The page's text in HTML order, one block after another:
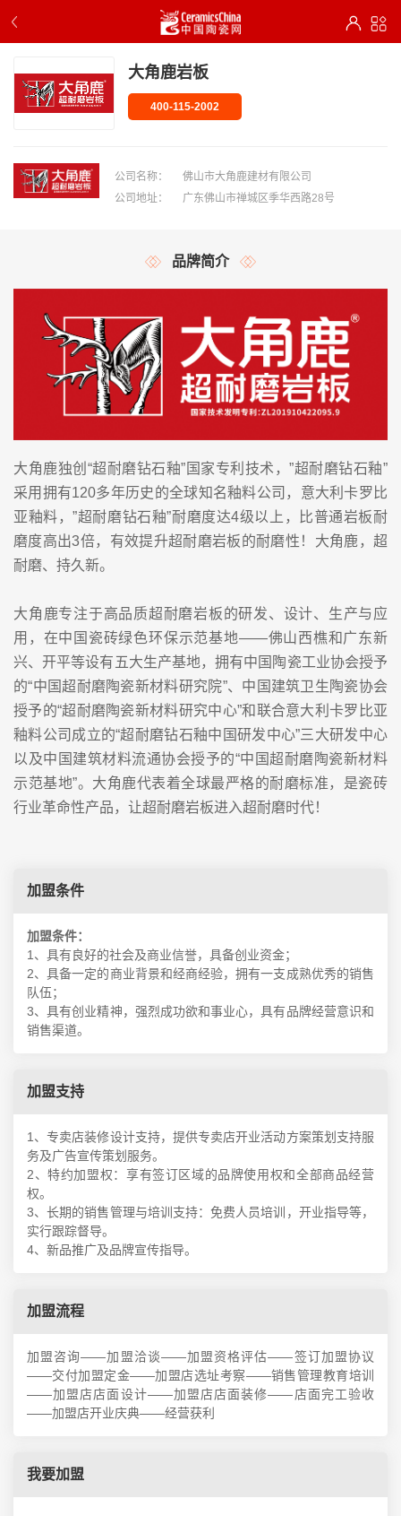
大角鹿岩板
400-115-2002
公司名称：
佛山市大角鹿建材有限公司
公司地址：
广东佛山市禅城区季华西路28号
品牌简介
大角鹿独创“超耐磨钻石釉”国家专利技术，”超耐磨钻石釉”
采用拥有120多年历史的全球知名釉料公司，意大利卡罗比
亚釉料，”超耐磨钻石釉”耐磨度达4级以上，比普通岩板耐
磨度高出3倍，有效提升超耐磨岩板的耐磨性！大角鹿，超
耐磨、持久新。
大角鹿专注于高品质超耐磨岩板的研发、设计、生产与应
用，在中国瓷砖绿色环保示范基地——佛山西樵和广东新
兴、开平等设有五大生产基地，拥有中国陶瓷工业协会授予
的“中国超耐磨陶瓷新材料研究院”、中国建筑卫生陶瓷协会
授予的“超耐磨陶瓷新材料研究中心”和联合意大利卡罗比亚
釉料公司成立的“超耐磨钻石釉中国研发中心”三大研发中心
以及中国建筑材料流通协会授予的“中国超耐磨陶瓷新材料
示范基地”。大角鹿代表着全球最严格的耐磨标准，是瓷砖
行业革命性产品，让超耐磨岩板进入超耐磨时代！
加盟条件
加盟条件：
1、具有良好的社会及商业信誉，具备创业资金；
2、具备一定的商业背景和经商经验，拥有一支成熟优秀的销售
队伍；
3、具有创业精神，强烈成功欲和事业心，具有品牌经营意识和
销售渠道。
加盟支持
1、专卖店装修设计支持，提供专卖店开业活动方案策划支持服
务及广告宣传策划服务。
2、特约加盟权：享有签订区域的品牌使用权和全部商品经营
权。
3、长期的销售管理与培训支持：免费人员培训，开业指导等，
实行跟踪督导。
4、新品推广及品牌宣传指导。
加盟流程
加盟咨询——加盟洽谈——加盟资格评估——签订加盟协议
——交付加盟定金——加盟店选址考察——销售管理教育培训
——加盟店店面设计——加盟店店面装修——店面完工验收
——加盟店开业庆典——经营获利
我要加盟